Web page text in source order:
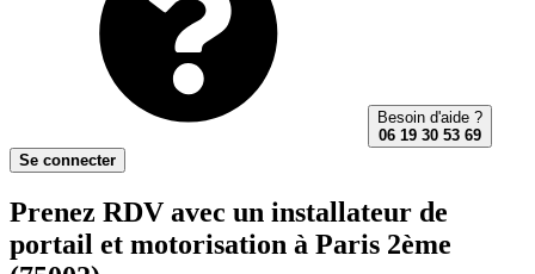
Besoin d'aide ?
06 19 30 53 69
Se connecter
Prenez RDV avec un installateur de
portail et motorisation à Paris 2ème